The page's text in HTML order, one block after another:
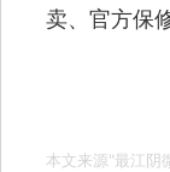
卖、官方保
本文来源"最江阴